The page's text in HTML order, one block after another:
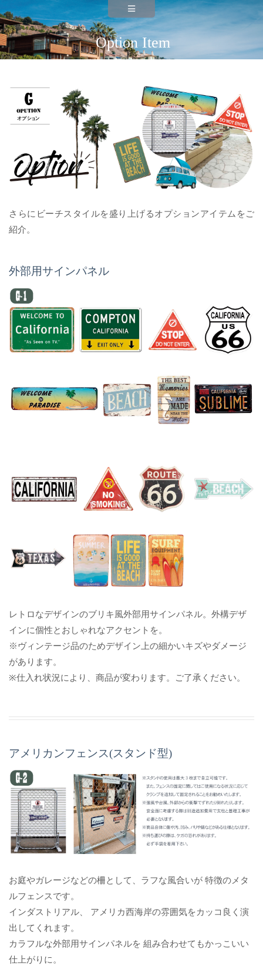
Option Item
さらにビーチスタイルを盛り上げるオプションアイテムをご
紹介。
外部用サインパネル
レトロなデザインのブリキ風外部用サインパネル。外構デザ
インに個性とおしゃれなアクセントを。
※ヴィンテージ品のためデザイン上の細かいキズやダメージ
があります。
※仕入れ状況により、商品が変わります。ご了承ください。
アメリカンフェンス(スタンド型)
お庭やガレージなどの柵として、ラフな風合いが 特徴のメタ
ルフェンスです。
インダストリアル、 アメリカ西海岸の雰囲気をカッコ良く演
出してくれます。
カラフルな外部用サインパネルを 組み合わせてもかっこいい
仕上がりに。